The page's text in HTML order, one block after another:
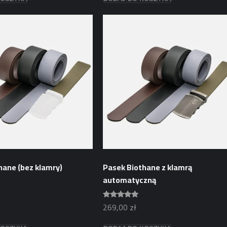
produkt
ma
stronie
produktu
(bez klamry)
Pasek Biothane z klamrą
automatyczną
Oceniono
4.75
269,00 zł
Ten